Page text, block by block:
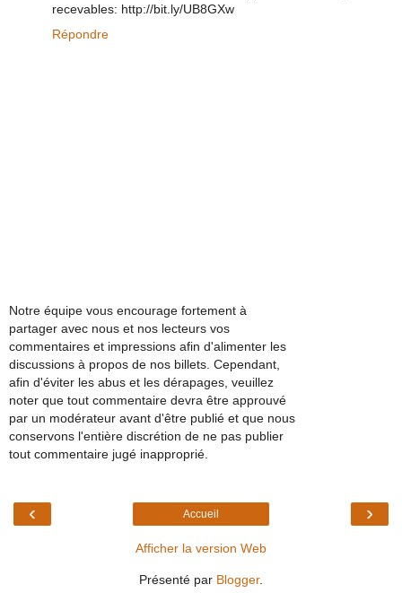
recevables: http://bit.ly/UB8GXw
Répondre
Notre équipe vous encourage fortement à
partager avec nous et nos lecteurs vos
commentaires et impressions afin d'alimenter les
discussions à propos de nos billets. Cependant,
afin d'éviter les abus et les dérapages, veuillez
noter que tout commentaire devra être approuvé
par un modérateur avant d'être publié et que nous
conservons l'entière discrétion de ne pas publier
tout commentaire jugé inapproprié.
‹ ›
Accueil
Afficher la version Web
Présenté par Blogger.